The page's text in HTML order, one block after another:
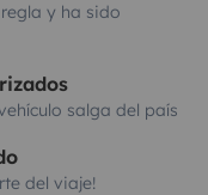
y ha sido
salga del país
del viaje!